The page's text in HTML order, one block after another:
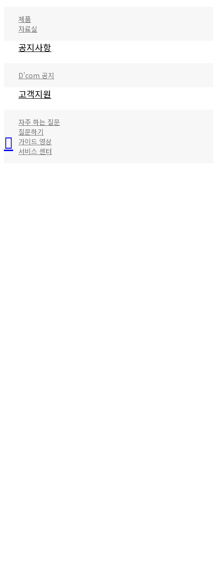
제품
자료실
공지사항
D’com 공지
고객지원
자주 하는 질문
질문하기
가이드 영상
서비스 센터